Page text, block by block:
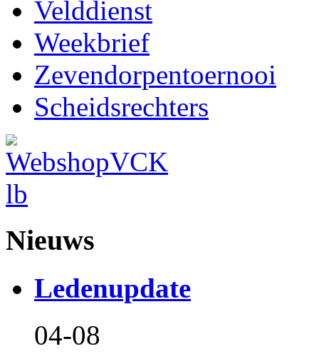
Velddienst
Weekbrief
Zevendorpentoernooi
Scheidsrechters
Nieuws
Ledenupdate
04-08